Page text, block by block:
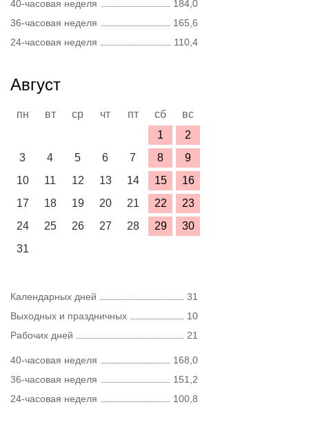
40-часовая неделя
184,0
36-часовая неделя
165,6
24-часовая неделя
110,4
Август
пн вт ср чт пт сб
вс
1
2
3
4 5 6 7 8
9
10
11 12 13 14 15
16
17
18 19 20 21 22
23
24
25 26 27 28 29
30
31
Календарных дней
31
Выходных и праздничных
10
Рабочих дней
21
40-часовая неделя
168,0
36-часовая неделя
151,2
24-часовая неделя
100,8